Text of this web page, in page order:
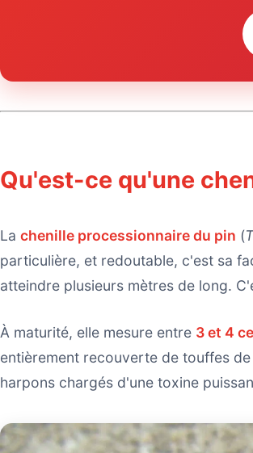
Qu'est-ce qu'une
La chenille processionnaire du pin (
particulière, et redoutable, c'est sa
atteindre plusieurs mètres de long.
À maturité, elle mesure entre 3 et 4
entièrement recouverte de touffes
harpons chargés d'une toxine